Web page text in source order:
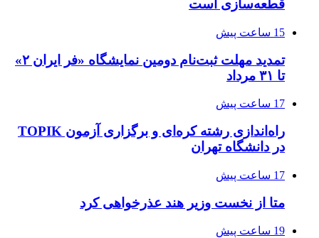
قطعه‌سازی است
15 ساعت پیش
تمدید مهلت ثبت‌نام دومین نمایشگاه «فر ایران ۲»
تا ۳۱ مرداد
17 ساعت پیش
راه‌اندازی رشته کره‌ای و برگزاری آزمون TOPIK
در دانشگاه تهران
17 ساعت پیش
متا از نخست وزیر هند عذرخواهی کرد
19 ساعت پیش